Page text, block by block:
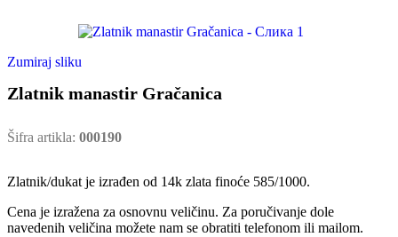
Zumiraj sliku
Zlatnik manastir Gračanica
Šifra artikla: 000190
Zlatnik/dukat je izrađen od 14k zlata finoće 585/1000.
Cena je izražena za osnovnu veličinu. Za poručivanje dole
navedenih veličina možete nam se obratiti telefonom ili mailom.